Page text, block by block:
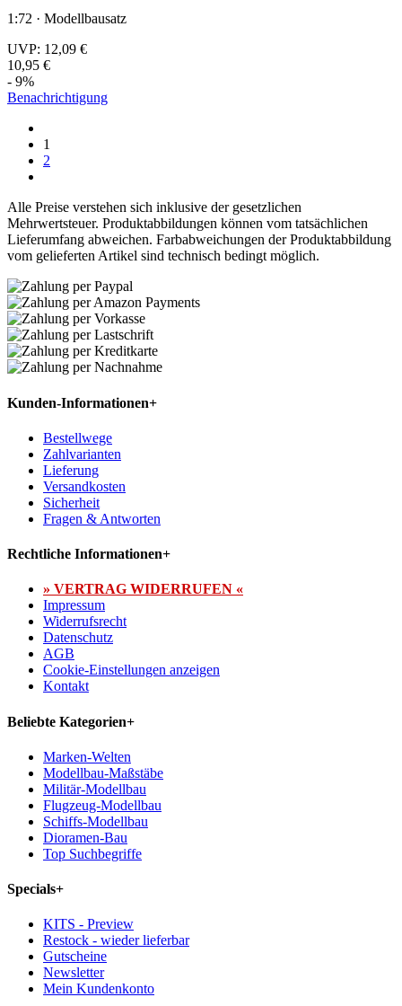
1:72 · Modellbausatz
UVP: 12,09 €
10,95 €
- 9%
Benachrichtigung
1
2
Alle Preise verstehen sich inklusive der gesetzlichen
Mehrwertsteuer. Produktabbildungen können vom tatsächlichen
Lieferumfang abweichen. Farbabweichungen der Produktabbildung
vom gelieferten Artikel sind technisch bedingt möglich.
Kunden-Informationen+
Bestellwege
Zahlvarianten
Lieferung
Versandkosten
Sicherheit
Fragen & Antworten
Rechtliche Informationen+
» VERTRAG WIDERRUFEN «
Impressum
Widerrufsrecht
Datenschutz
AGB
Cookie-Einstellungen anzeigen
Kontakt
Beliebte Kategorien+
Marken-Welten
Modellbau-Maßstäbe
Militär-Modellbau
Flugzeug-Modellbau
Schiffs-Modellbau
Dioramen-Bau
Top Suchbegriffe
Specials+
KITS - Preview
Restock - wieder lieferbar
Gutscheine
Newsletter
Mein Kundenkonto